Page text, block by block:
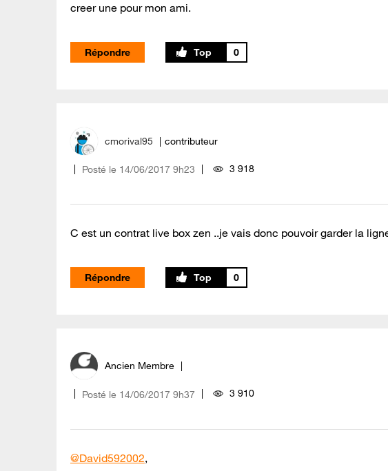
creer une pour mon ami.
Répondre 0
cmorival95 contributeur
Posté le ‎14/06/2017 9h23 3 918
C est un contrat live box zen ..je vais donc pouvoir garder la
Répondre 0
Ancien Membre
Posté le ‎14/06/2017 9h37 3 910
@David592002,